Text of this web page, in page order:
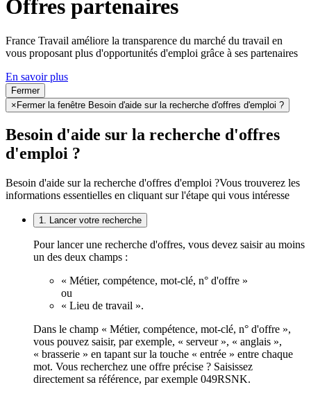
Offres partenaires
France Travail améliore la transparence du marché du travail en
vous proposant plus d'opportunités d'emploi grâce à ses partenaires
En savoir plus
Fermer
×Fermer la fenêtre Besoin d'aide sur la recherche d'offres d'emploi ?
Besoin d'aide sur la recherche d'offres
d'emploi ?
Besoin d'aide sur la recherche d'offres d'emploi ?Vous trouverez les
informations essentielles en cliquant sur l'étape qui vous intéresse
1. Lancer votre recherche
Pour lancer une recherche d'offres, vous devez saisir au moins
un des deux champs :
« Métier, compétence, mot-clé, n° d'offre »
ou
« Lieu de travail ».
Dans le champ « Métier, compétence, mot-clé, n° d'offre »,
vous pouvez saisir, par exemple, « serveur », « anglais »,
« brasserie » en tapant sur la touche « entrée » entre chaque
mot. Vous recherchez une offre précise ? Saisissez
directement sa référence, par exemple 049RSNK.